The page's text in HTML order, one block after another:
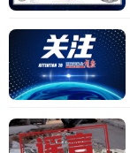
据了解，亿
6年2月在海润路